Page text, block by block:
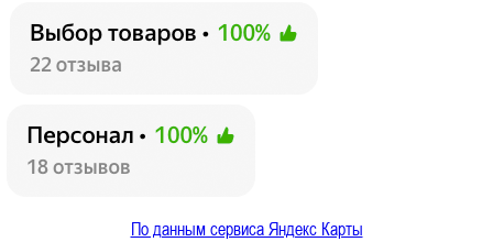
По данным сервиса Яндекс Карты